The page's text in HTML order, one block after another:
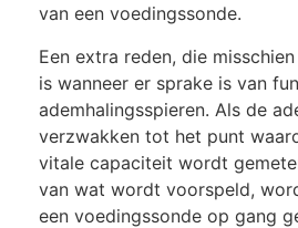
van een voedingssonde.
Een extra reden, die
is wanneer er sprake is van
ademhalingsspieren. Als de
verzwakken tot het punt
vitale capaciteit wordt
van wat wordt voorspeld,
een voedingssonde op gang